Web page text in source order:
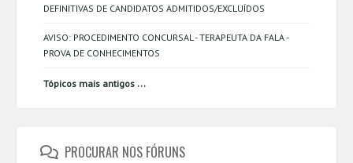
DEFINITIVAS DE CANDIDATOS ADMITIDOS/EXCLUÍDOS
AVISO: PROCEDIMENTO CONCURSAL - TERAPEUTA DA FALA -
PROVA DE CONHECIMENTOS
Tópicos mais antigos ...
PROCURAR NOS FÓRUNS